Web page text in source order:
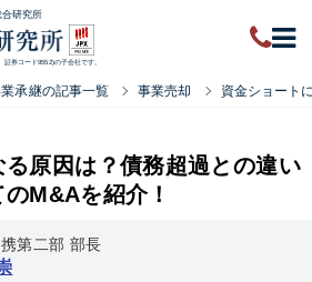
研究所
券コード9552)の子会社です。
承継の記事一覧 事業売却 資金ショート
原因は？債務超過との違い
M&Aを紹介！
第二部 部長